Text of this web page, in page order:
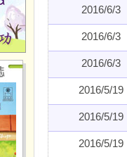
2016/6/3
2016/6/3
2016/6/3
2016/5/19
2016/5/19
2016/5/19